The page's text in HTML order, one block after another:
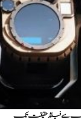
بلف سے فیلڈ حقیقت تک